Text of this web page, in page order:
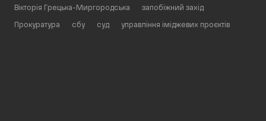
Вікторія Грецька-Миргородська запобіжний захід
Прокуратура сбу суд управління іміджевих проєктів